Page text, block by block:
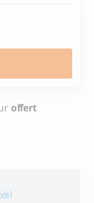
offert